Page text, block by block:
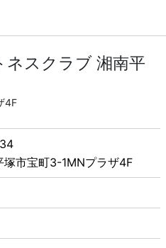
スクラブ 湘南平
4F
塚市宝町3-1MNプラザ4F